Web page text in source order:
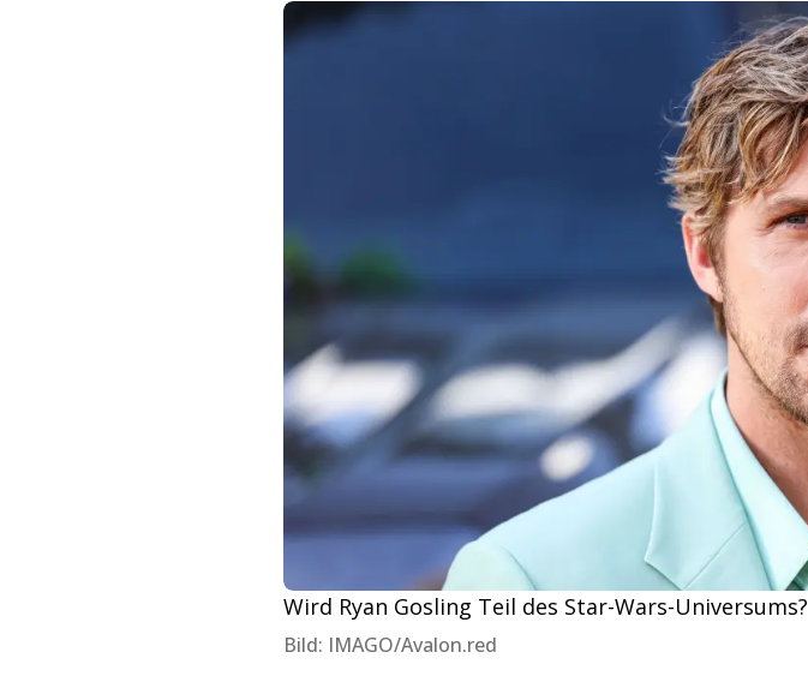
Wird Ryan Gosling Teil des Star-Wars-Universums?
Bild: IMAGO/Avalon.red